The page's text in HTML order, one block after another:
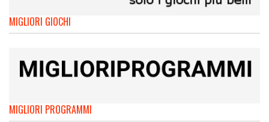
MIGLIORI GIOCHI
MIGLIORI PROGRAMMI